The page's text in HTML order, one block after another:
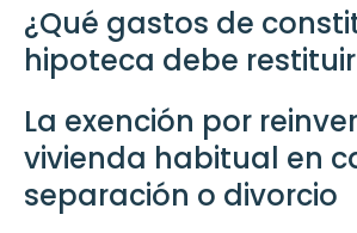
¿Qué gastos de
hipoteca debe
La exención por
vivienda habitual en
separación o divorcio